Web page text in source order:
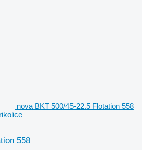
nova BKT 500/45-22.5 Flotation 558
558